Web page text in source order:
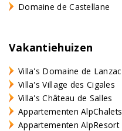
Domaine de Castellane
Vakantiehuizen
Villa's Domaine de Lanzac
Villa's Village des Cigales
Villa's Château de Salles
Appartementen AlpChalets
Appartementen AlpResort